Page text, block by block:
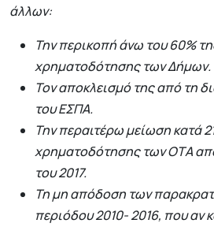
άλλων:
Την περικοπή άνω του 60%
χρηματοδότησης των Δήμων.
Τον αποκλεισμό της από τη
του ΕΣΠΑ.
Την περαιτέρω μείωση κατά
χρηματοδότησης των ΟΤΑ
του 2017.
Τη μη απόδοση των
περιόδου 2010- 2016, που αν